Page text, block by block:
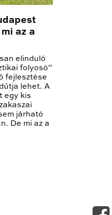
az a
elinduló
folyosó”
fejlesztése
lehet. A
egy kis
járható
De mi az a